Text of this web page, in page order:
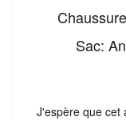
Sac:
J'espère que cet